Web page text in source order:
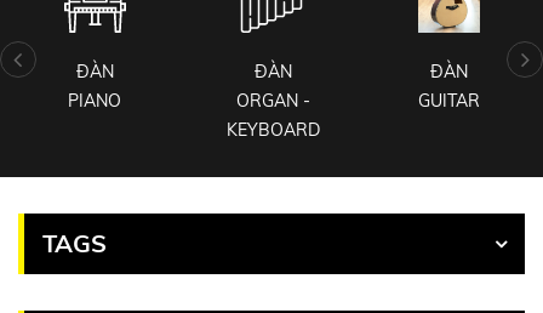
ĐÀN
PIANO
ĐÀN
ORGAN -
KEYBOARD
ĐÀN
GUITAR
TAGS